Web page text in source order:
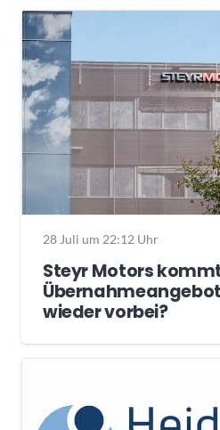
28 Juli um 22:12 Uhr
Steyr Motors
wieder vorbei?